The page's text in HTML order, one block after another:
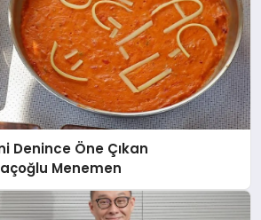
Denince Öne Çıkan
Menemen